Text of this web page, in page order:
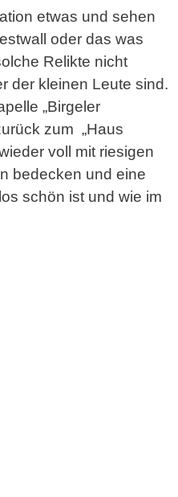
etwas und sehen
oder das was
Relikte nicht
der kleinen Leute sind.
„Birgeler
zum „Haus
voll mit riesigen
bedecken und eine
schön ist und wie im